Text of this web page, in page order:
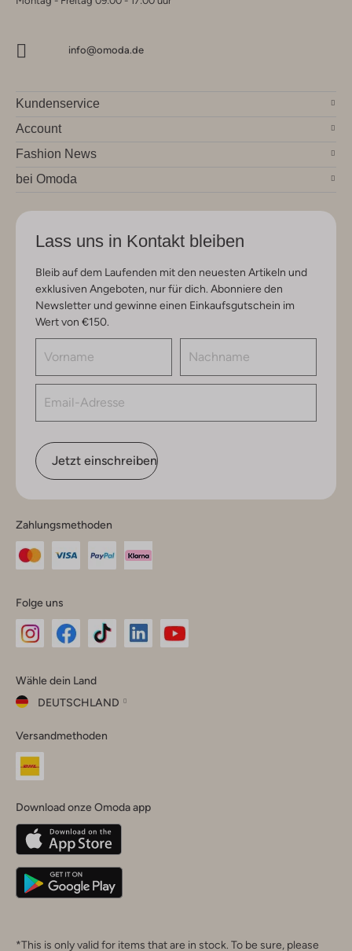
info@omoda.de
Kundenservice
Account
Fashion News
bei Omoda
Lass uns in Kontakt bleiben
Bleib auf dem Laufenden mit den neuesten Artikeln und
exklusiven Angeboten, nur für dich. Abonniere den
Newsletter und gewinne einen Einkaufsgutschein im
Wert von €150.
Jetzt einschreiben
Zahlungsmethoden
Folge uns
Instagram
Facebook
TikTok
Wähle dein Land
DEUTSCHLAND
dein
Land
Belgique(Français)
Deutschland
Versandmethoden
Download onze Omoda app
*This is only valid for items that are in stock. To be sure, please